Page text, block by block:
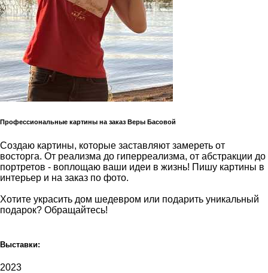
Профессиональные картины на заказ Веры Басовой
Создаю картины, которые заставляют замереть от
восторга. От реализма до гиперреализма, от абстракции до
портретов - воплощаю ваши идеи в жизнь! Пишу картины в
интерьер и на заказ по фото.
Хотите украсить дом шедевром или подарить уникальный
подарок? Обращайтесь!
Выставки:
2023